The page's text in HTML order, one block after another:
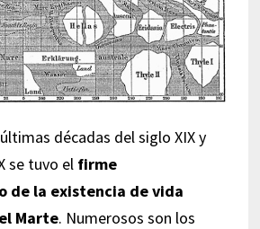
décadas del siglo XIX y
se tuvo el firme
de la existencia de vida
Marte. Numerosos son los